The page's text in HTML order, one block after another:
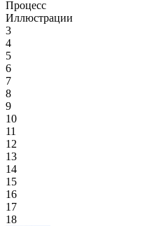
Процесс
Иллюстрации
3
4
5
6
7
8
9
10
11
12
13
14
15
16
17
18